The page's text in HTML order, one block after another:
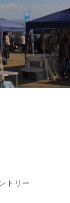
トリー